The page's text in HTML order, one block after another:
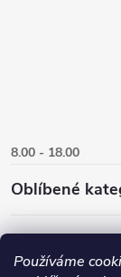
Používáme
8.00 - 18.00
Oblíbené